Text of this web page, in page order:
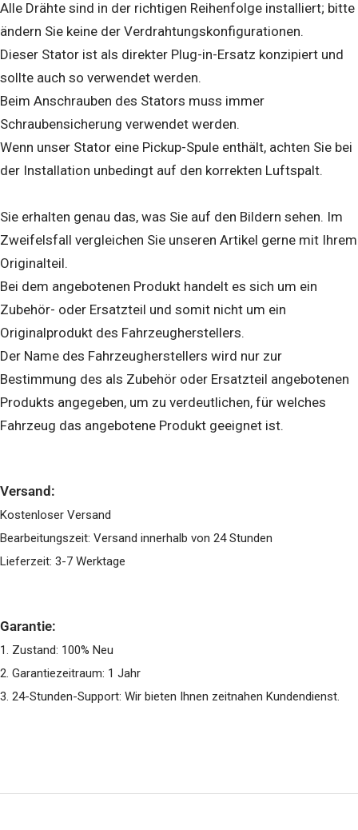
Alle Drähte sind in der richtigen Reihenfolge installiert; bitte
ändern Sie keine der Verdrahtungskonfigurationen.
Dieser Stator ist als direkter Plug-in-Ersatz konzipiert und
sollte auch so verwendet werden.
Beim Anschrauben des Stators muss immer
Schraubensicherung verwendet werden.
Wenn unser Stator eine Pickup-Spule enthält, achten Sie bei
der Installation unbedingt auf den korrekten Luftspalt.
Sie erhalten genau das, was Sie auf den Bildern sehen. Im
Zweifelsfall vergleichen Sie unseren Artikel gerne mit Ihrem
Originalteil.
Bei dem angebotenen Produkt handelt es sich um ein
Zubehör- oder Ersatzteil und somit nicht um ein
Originalprodukt des Fahrzeugherstellers.
Der Name des Fahrzeugherstellers wird nur zur
Bestimmung des als Zubehör oder Ersatzteil angebotenen
Produkts angegeben, um zu verdeutlichen, für welches
Fahrzeug das angebotene Produkt geeignet ist.
Versand:
Kostenloser Versand
Bearbeitungszeit: Versand innerhalb von 24 Stunden
Lieferzeit: 3-7 Werktage
Garantie:
1. Zustand: 100% Neu
2. Garantiezeitraum: 1 Jahr
3. 24-Stunden-Support: Wir bieten Ihnen zeitnahen Kundendienst.